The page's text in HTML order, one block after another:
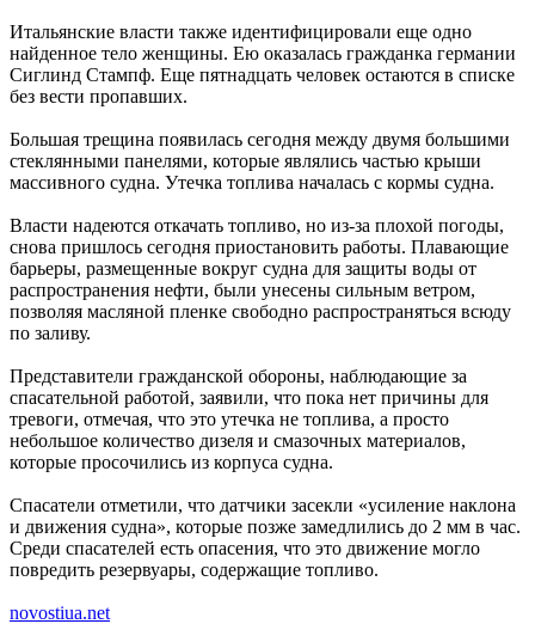
Итальянские власти также идентифицировали еще одно
найденное тело женщины. Ею оказалась гражданка германии
Сиглинд Стампф. Еще пятнадцать человек остаются в списке
без вести пропавших.
Большая трещина появилась сегодня между двумя большими
стеклянными панелями, которые являлись частью крыши
массивного судна. Утечка топлива началась с кормы судна.
Власти надеются откачать топливо, но из-за плохой погоды,
снова пришлось сегодня приостановить работы. Плавающие
барьеры, размещенные вокруг судна для защиты воды от
распространения нефти, были унесены сильным ветром,
позволяя масляной пленке свободно распространяться всюду
по заливу.
Представители гражданской обороны, наблюдающие за
спасательной работой, заявили, что пока нет причины для
тревоги, отмечая, что это утечка не топлива, а просто
небольшое количество дизеля и смазочных материалов,
которые просочились из корпуса судна.
Спасатели отметили, что датчики засекли «усиление наклона
и движения судна», которые позже замедлились до 2 мм в час.
Среди спасателей есть опасения, что это движение могло
повредить резервуары, содержащие топливо.
novostiua.net